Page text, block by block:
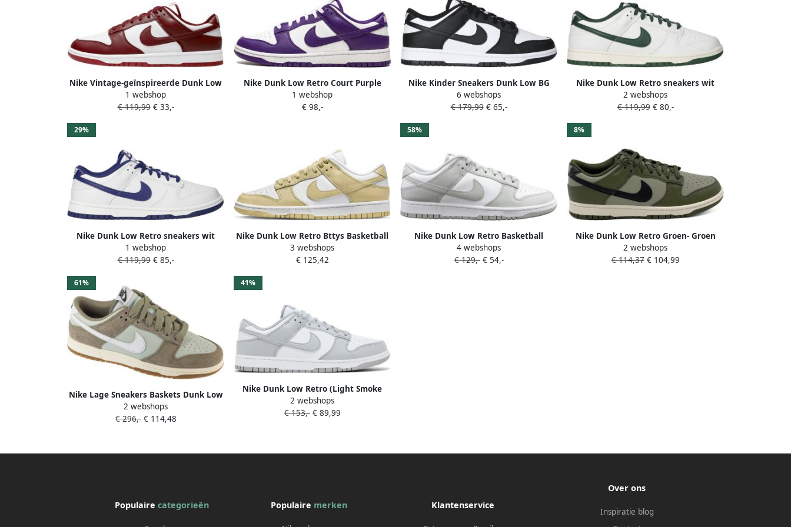
Nike Vintage-geïnspireerde Dunk Low
Bordeaux Sneakers voor Rood
1 webshop
€ 119,99€ 33,-
Nike Dunk Low Retro Court Purple
Sneakers nen Wit Paars
1 webshop
€ 98,-
Nike Kinder Sneakers Dunk Low BG
Panda Wit Zwart 35 5 EU Klassieke lage
sneakers perfecte balans tussen retro
6 webshops
€ 179,99€ 65,-
Nike Dunk Low Retro sneakers wit
donkergroen
2 webshops
€ 119,99€ 80,-
29%
Nike Dunk Low Retro sneakers wit
blauw
1 webshop
€ 119,99€ 85,-
Nike Dunk Low Retro Bttys Basketball
Schoenen white team gold wolf grey
white maat: 40.5 beschikbare
3 webshops
€ 125,42
58%
Nike Dunk Low Retro Basketball
Schoenen white grey fog maat: 40.5
beschikbare maaten:41 42.5 43 44.5 45
4 webshops
€ 129,-€ 54,-
8%
Nike Dunk Low Retro Groen- Groen
2 webshops
€ 114,37€ 104,99
61%
Nike Lage Sneakers Baskets Dunk Low
Retro SE cuir synthétique
2 webshops
€ 296,-€ 114,48
41%
Nike Dunk Low Retro (Light Smoke
Grey) Doos zonder deksel
2 webshops
€ 153,-€ 89,99
Populairecategorieën Populaire merken Klantenservice
Over ons
Inspiratie blog